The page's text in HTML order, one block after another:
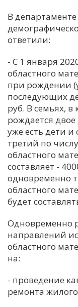
Е
И
К
М
Н
В
ответили:
- С 1 января
областного
при рождении
последующих
руб. В семьях,
рождается
уже есть дети
третий по
областного
составляет -
одновременно
областного
будет
Одновременно
направлений
областного
на:
- проведение
ремонта